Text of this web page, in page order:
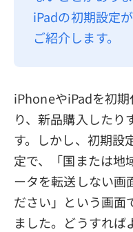
返金について
iPadの初期設定
ご紹介します。
iPhoneやiPadを初
り、新品購入したり
す。しかし、初期設
定で、「国または地
ータを転送しない画
ださい」という画面
ました。どうすれば